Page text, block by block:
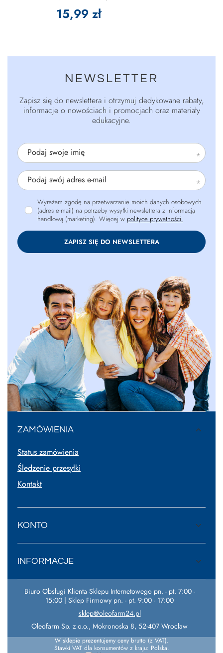
15,99 zł
NEWSLETTER
Zapisz się do newslettera i otrzymuj dedykowane rabaty,
informacje o nowościach i promocjach oraz materiały
edukacyjne.
Podaj swoje imię
Podaj swój adres e-mail
Wyrażam zgodę na przetwarzanie moich danych osobowych
(adres e-mail) na potrzeby wysyłki newslettera z informacją
handlową (marketing). Więcej w polityce prywatności.
ZAPISZ SIĘ DO NEWSLETTERA
ZAMÓWIENIA
Status zamówienia
Śledzenie przesyłki
Kontakt
KONTO
INFORMACJE
Biuro Obsługi Klienta Sklepu Internetowego pn. - pt. 7:00 -
15:00 | Sklep Firmowy pn. - pt. 9:00 - 17:00
sklep@oleofarm24.pl
Oleofarm Sp. z o.o., Mokronoska 8, 52-407 Wrocław
W sklepie prezentujemy ceny brutto (z VAT).
Stawki VAT dla konsumentów z kraju: Polska.